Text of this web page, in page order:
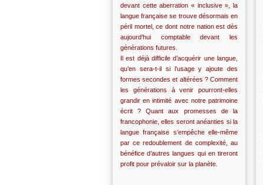
devant cette aberration « inclusive », la
langue française se trouve désormais en
péril mortel, ce dont notre nation est dès
aujourd’hui comptable devant les
générations futures.
Il est déjà difficile d’acquérir une langue,
qu’en sera-t-il si l’usage y ajoute des
formes secondes et altérées ? Comment
les générations à venir pourront-elles
grandir en intimité avec notre patrimoine
écrit ? Quant aux promesses de la
francophonie, elles seront anéanties si la
langue française s’empêche elle-même
par ce redoublement de complexité, au
bénéfice d’autres langues qui en tireront
profit pour prévaloir sur la planète.